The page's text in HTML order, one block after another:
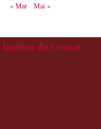
« Mar Mai »
Institut du Grenat